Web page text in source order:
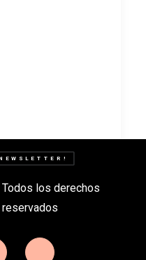
Todos los derechos
reservados